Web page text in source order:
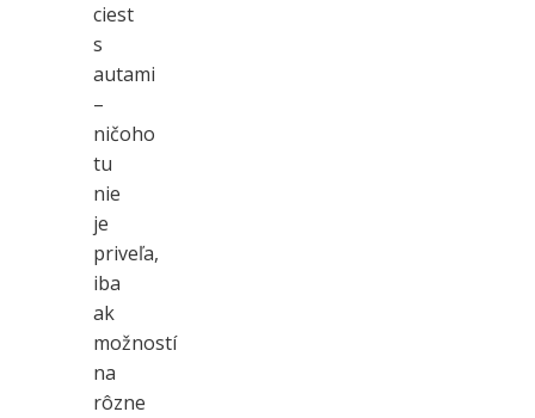
ciest
s
autami
–
ničoho
tu
nie
je
priveľa,
iba
ak
možností
na
rôzne